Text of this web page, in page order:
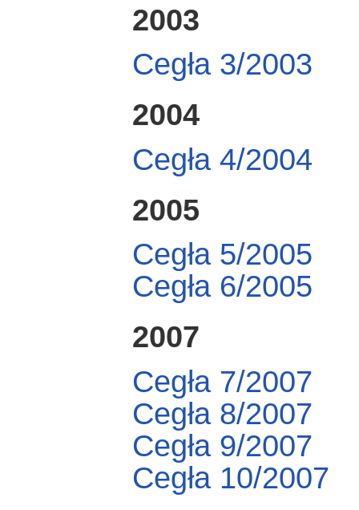
2003
Cegła 3/2003
2004
Cegła 4/2004
2005
Cegła 5/2005
Cegła 6/2005
2007
Cegła 7/2007
Cegła 8/2007
Cegła 9/2007
Cegła 10/2007